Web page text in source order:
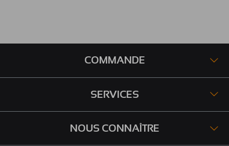
COMMANDE
SERVICES
NOUS CONNAÎTRE